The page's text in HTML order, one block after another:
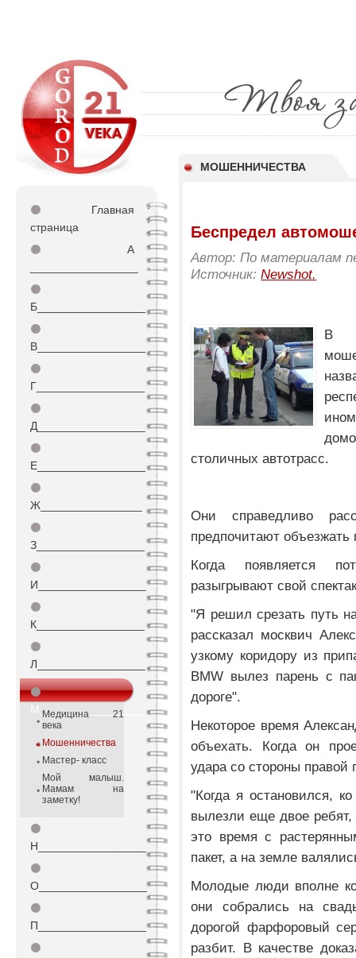
МОШЕННИЧЕСТВА
⚫
Главная
страница
⚫
А
⚫
Б_________________
⚫
В_________________
⚫
Г_________________
⚫
Д_________________
⚫
Е_________________
⚫
Ж________________
⚫
З_________________
⚫
И_________________
⚫
К_________________
⚫
Л_________________
⚫
М_________________
Медицина 21
века
Мошенничества
Мастер- класс
Мой малыш.
Мамам на
заметку!
⚫
Н_________________
⚫
О_________________
⚫
П_________________
⚫
Беспредел
Автор: По материалам
Источник:Newshot.
В
столичных автотрасс.
Они справедливо
предпочитают объезжать
Когда появляется
разыгрывают свой
"Я решил срезать путь
рассказал москвич
узкому коридору из
BMW вылез парень с
дороге".
Некоторое время
объехать. Когда он
удара со стороны правой
"Когда я остановился,
вылезли еще двое
это время с
пакет, а на земле
Молодые люди вполне
они собрались на
дорогой фарфоровый
разбит. В качестве